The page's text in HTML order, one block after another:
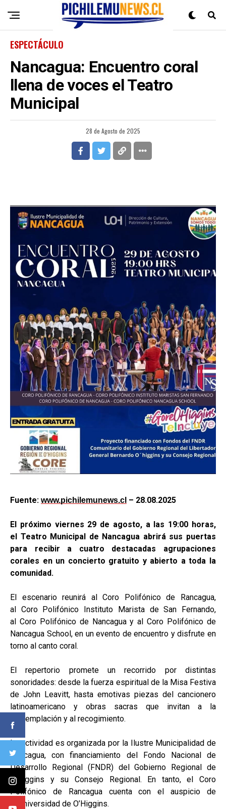
ESPECTÁCULO
Nancagua: Encuentro coral
llena de voces el Teatro
Municipal
28 de Agosto de 2025
Fuente: www.pichilemunews.cl – 28.08.2025
El próximo viernes 29 de agosto, a las 19:00 horas,
el Teatro Municipal de Nancagua abrirá sus puertas
para recibir a cuatro destacadas agrupaciones
corales en un concierto gratuito y abierto a toda la
comunidad.
El escenario reunirá al Coro Polifónico de Rancagua,
al Coro Polifónico Instituto Marista de San Fernando,
al Coro Polifónico de Nancagua y al Coro Polifónico de
Nancagua School, en un evento de encuentro y disfrute en
torno al canto coral.
El repertorio promete un recorrido por distintas
sonoridades: desde la fuerza espiritual de la Misa Festiva
de John Leavitt, hasta emotivas piezas del cancionero
latinoamericano y obras sacras que invitan a la
contemplación y al recogimiento.
La actividad es organizada por la Ilustre Municipalidad de
Nancagua, con financiamiento del Fondo Nacional de
Desarrollo Regional (FNDR) del Gobierno Regional de
O’Higgins y su Consejo Regional. En tanto, el Coro
Polifónico de Rancagua cuenta con el auspicio de
la Universidad de O’Higgins.